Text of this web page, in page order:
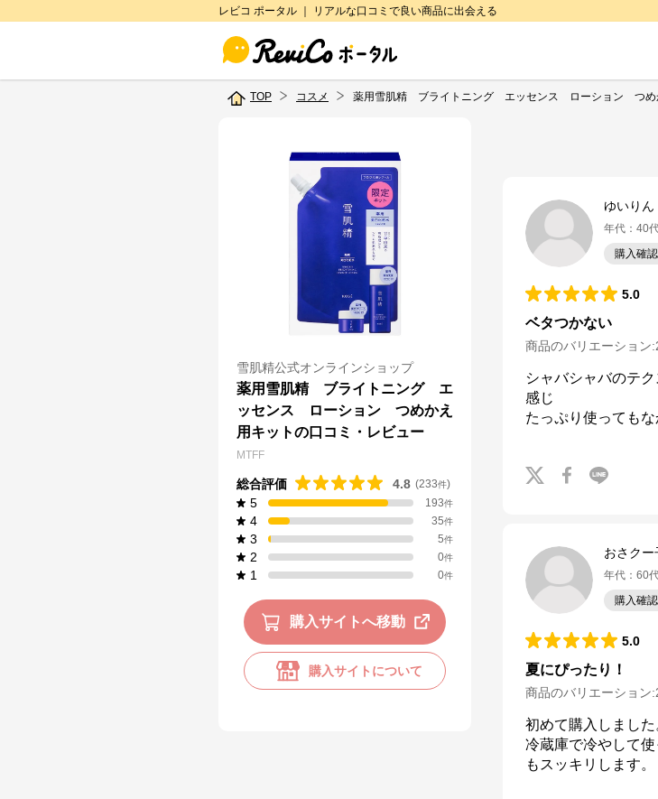
レビコ ポータル ｜ リアルな口コミで良い商品に出会える
TOP コスメ 薬用雪肌精 ブライトニング エッセンス ローション つめ
雪肌精公式オンラインショップ
薬用雪肌精 ブライトニング エ
ッセンス ローション つめかえ
用キットの口コミ・レビュー
MTFF
総合評価 4.8 (233件)
5 193件
4 35件
3 5件
2 0件
1 0件
購入サイトへ移動
購入サイトについて
ゆいりん
年代 ： 40
購入確
5.0
ベタつかない
商品のバリエーション:
シャバシャバのテ
感じ
たっぷり使っても
おさクー
年代 ： 60
購入確
5.0
夏にぴったり！
商品のバリエーション:
初めて購入しました
冷蔵庫で冷やして
もスッキリします。